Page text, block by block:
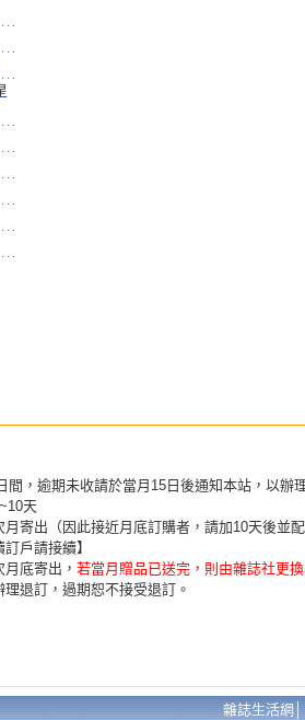
間，逾期未收請於當月15日後通知本站，以辦
天
月寄出（因此接近月底訂購者，請加10天後並
戶請接續】
底寄出， 若當月贈品已送完，則由雜誌社更
退訂，過期恕不接受退訂。
雜誌生活網